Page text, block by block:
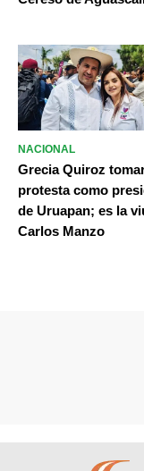
NACIONAL
Grecia Quiroz
protesta como
de Uruapan; es la
Carlos Manzo